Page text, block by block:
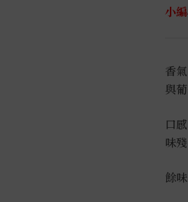
威
0.7L
數
量
小
香
與
口
味
餘